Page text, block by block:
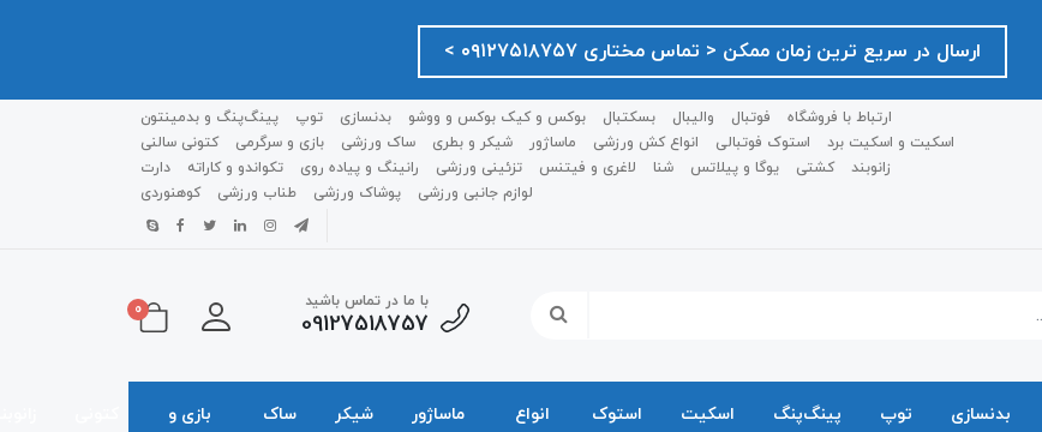
ارسال در سریع ترین زمان ممکن ‌< تماس مختاری ۰۹۱۲۷۵۱۸۷۵۷ >
ارتباط با فروشگاه فوتبال والیبال بسکتبال بوکس و کیک بوکس و ووشو بدنسازی توپ
پینگ‌پنگ و بدمينتون
اسکیت و اسکیت برد
استوک فوتبالی انواع کش ورزشی ماساژور شیکر و بطری ساک ورزشی بازی و سرگرمی
کتونی سالنی
زانوبند
کشتی یوگا و پیلاتس شنا لاغری و فیتنس تزئینی ورزشی رانینگ و پیاده روی تکواندو و کاراته
دارت
لوازم جانبی ورزشی
پوشاک ورزشی طناب ورزشی کوهنوردی
با ما در تماس باشید
09127518757
0
بدنسازی توپ
پینگ‌پنگ
اسکیت
استوک
انواع
ماساژور
شیکر
ساک
بازی و